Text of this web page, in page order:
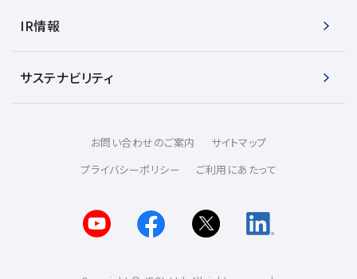
IR情報
サステナビリティ
お問い合わせのご案内
サイトマップ
プライバシーポリシー
ご利用にあたって